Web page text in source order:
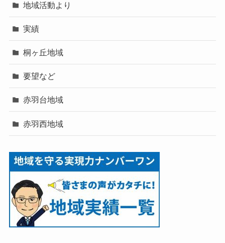
地域活動より
実績
桐ヶ丘地域
要望など
赤羽台地域
赤羽西地域